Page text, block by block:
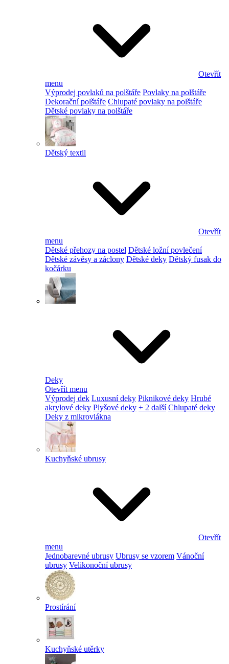
Otevřít
menu
Výprodej povlaků na polštáře Povlaky na polštáře
Dekorační polštáře Chlupaté povlaky na polštáře
Dětské povlaky na polštáře
Dětský textil
Otevřít
menu
Dětské přehozy na postel Dětské ložní povlečení
Dětské závěsy a záclony Dětské deky Dětský fusak do
kočárku
Deky
Otevřít menu
Výprodej dek Luxusní deky Piknikové deky Hrubé
akrylové deky Plyšové deky + 2 další Chlupaté deky
Deky z mikrovlákna
Kuchyňské ubrusy
Otevřít
menu
Jednobarevné ubrusy Ubrusy se vzorem Vánoční
ubrusy Velikonoční ubrusy
Prostírání
Kuchyňské utěrky